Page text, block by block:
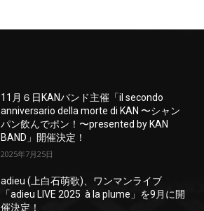
11月６日KANバンド主催「il secondo
anniversario della morte di KAN 〜シャン
パン飲んでポン！〜presented by KAN
BAND」開催決定！
2025年7月25日
adieu (上白石萌歌)、ワンマンライブ
「adieu LIVE 2025 à la plume」を9月に開
催決定！